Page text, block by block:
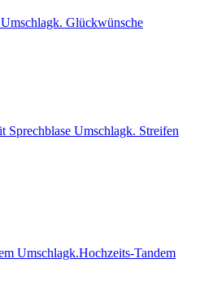
Umschlagk. Glückwünsche
Umschlagk. Streifen
Umschlagk.Hochzeits-Tandem